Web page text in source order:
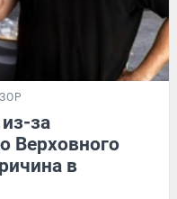
за
Верховного
в